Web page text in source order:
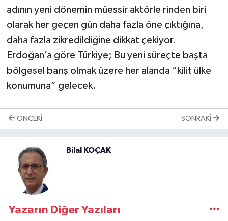
adının yeni dönemin müessir aktörle rinden biri
olarak her geçen gün daha fazla öne çıktığına,
daha fazla zikredildiğine dikkat çekiyor.
Erdoğan’a göre Türkiye; Bu yeni süreçte başta
bölgesel barış olmak üzere her alanda “kilit ülke
konumuna” gelecek.
ÖNCEKI SONRAKI
Bilal KOÇAK
Yazarın Diğer Yazıları